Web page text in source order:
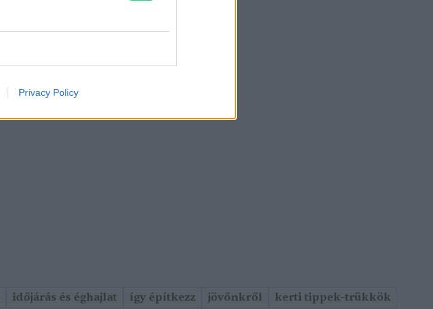
Privacy Policy
időjárás és éghajlat így építkezz jövőnkről kerti tippek-trükkök